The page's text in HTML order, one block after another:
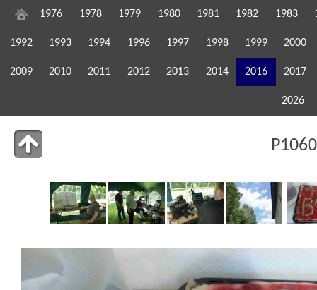
1976 1978 1979 1980 1981 1982 1983
1992 1993 1994 1996 1997 1998 1999 2000
2009 2010 2011 2012 2013 2014 2016 2017
2026